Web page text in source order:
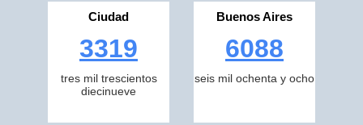
Ciudad
3319
tres mil trescientos
diecinueve
Buenos Aires
6088
seis mil ochenta y ocho